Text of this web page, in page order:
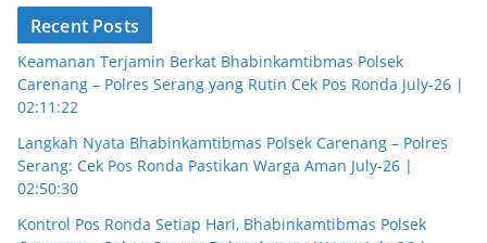
Recent Posts
Keamanan Terjamin Berkat Bhabinkamtibmas Polsek
Carenang – Polres Serang yang Rutin Cek Pos Ronda July-26 |
02:11:22
Langkah Nyata Bhabinkamtibmas Polsek Carenang – Polres
Serang: Cek Pos Ronda Pastikan Warga Aman July-26 |
02:50:30
Kontrol Pos Ronda Setiap Hari, Bhabinkamtibmas Polsek